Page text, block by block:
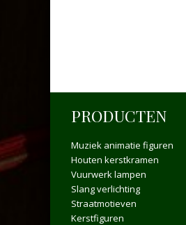
PRODUCTEN
Muziek animatie figuren
Houten kerstkramen
Vuurwerk lampen
Slang verlichting
Straatmotieven
Kerstfiguren